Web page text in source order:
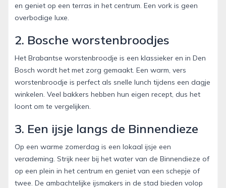
en geniet op een terras in het centrum. Een vork is geen
overbodige luxe.
2. Bosche worstenbroodjes
Het Brabantse worstenbroodje is een klassieker en in Den
Bosch wordt het met zorg gemaakt. Een warm, vers
worstenbroodje is perfect als snelle lunch tijdens een dagje
winkelen. Veel bakkers hebben hun eigen recept, dus het
loont om te vergelijken.
3. Een ijsje langs de Binnendieze
Op een warme zomerdag is een lokaal ijsje een
verademing. Strijk neer bij het water van de Binnendieze of
op een plein in het centrum en geniet van een schepje of
twee. De ambachtelijke ijsmakers in de stad bieden volop